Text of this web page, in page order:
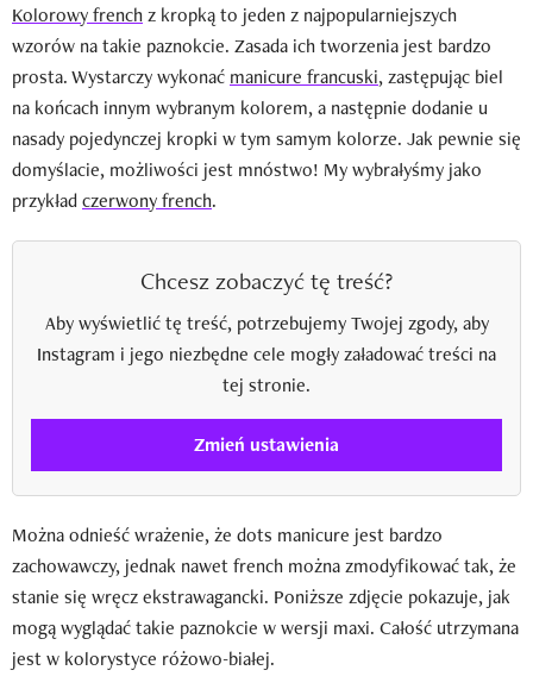
Kolorowy frenchz kropką to jeden z najpopularniejszych
wzorów na takie paznokcie. Zasada ich tworzenia jest bardzo
prosta. Wystarczy wykonać manicure francuski, zastępując biel
na końcach innym wybranym kolorem, a następnie dodanie u
nasady pojedynczej kropki w tym samym kolorze. Jak pewnie się
domyślacie, możliwości jest mnóstwo! My wybrałyśmy jako
przykładczerwony french.
Chcesz zobaczyć tę treść?
Aby wyświetlić tę treść, potrzebujemy Twojej zgody, aby
Instagram i jego niezbędne cele mogły załadować treści na
tej stronie.
Zmień ustawienia
Można odnieść wrażenie, że dots manicure jest bardzo
zachowawczy, jednak nawet french można zmodyfikować tak, że
stanie się wręcz ekstrawagancki. Poniższe zdjęcie pokazuje, jak
mogą wyglądać takie paznokcie w wersji maxi. Całość utrzymana
jest w kolorystyce różowo-białej.